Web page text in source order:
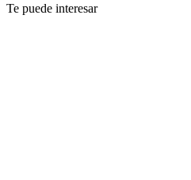
Te puede interesar